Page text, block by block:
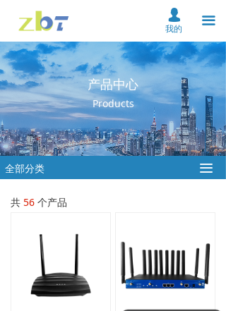
끀
首页
关于我们
产品中心
解决方案
资料下载
服务支持
新闻中心
在线购买
联系我们
云平台
넙
我的
产品中心
Products
全部分类 끀
共 56 个产品